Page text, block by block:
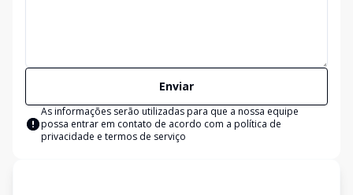
Enviar
As informações serão utilizadas para que a nossa equipe
possa entrar em contato de acordo com a política de
privacidade e termos de serviço